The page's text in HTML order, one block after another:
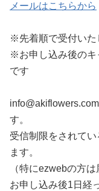
メールはこちらから
※先着順で受付いた
※お申し込み後のキ
です
す。
受信制限をされて
ます。
（特にezwebの方
お申し込み後1日経